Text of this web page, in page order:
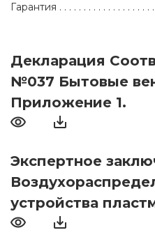
Гарантия
Декларация
№037 Бытовые
Приложение 1.
Экспертное
устройства